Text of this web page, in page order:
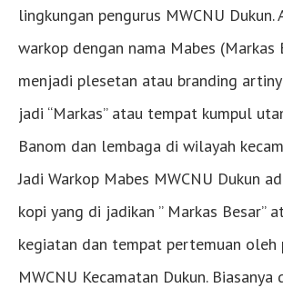
lingkungan pengurus MWCNU Dukun.
warkop dengan nama Mabes (Markas
menjadi plesetan atau branding
jadi “Markas” atau tempat kumpul
Banom dan lembaga di wilayah
Jadi Warkop Mabes MWCNU Dukun
kopi yang di jadikan ” Markas Besar”
kegiatan dan tempat pertemuan oleh
MWCNU Kecamatan Dukun. Biasanya